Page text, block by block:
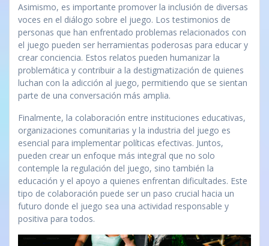
Asimismo, es importante promover la inclusión de diversas
voces en el diálogo sobre el juego. Los testimonios de
personas que han enfrentado problemas relacionados con
el juego pueden ser herramientas poderosas para educar y
crear conciencia. Estos relatos pueden humanizar la
problemática y contribuir a la destigmatización de quienes
luchan con la adicción al juego, permitiendo que se sientan
parte de una conversación más amplia.
Finalmente, la colaboración entre instituciones educativas,
organizaciones comunitarias y la industria del juego es
esencial para implementar políticas efectivas. Juntos,
pueden crear un enfoque más integral que no solo
contemple la regulación del juego, sino también la
educación y el apoyo a quienes enfrentan dificultades. Este
tipo de colaboración puede ser un paso crucial hacia un
futuro donde el juego sea una actividad responsable y
positiva para todos.